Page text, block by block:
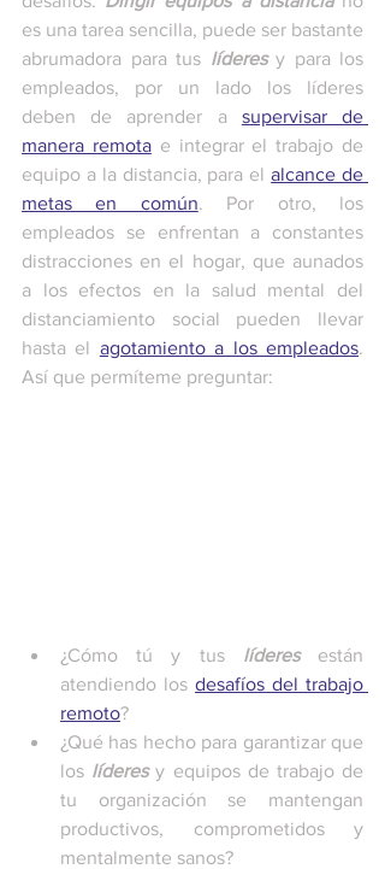
es una tarea sencilla, puede ser bastante
abrumadora para tus líderes y para los
empleados, por un lado los líderes
deben de aprender a supervisar de
manera remota e integrar el trabajo de
equipo a la distancia, para el alcance de
metas en común. Por otro, los
empleados se enfrentan a constantes
distracciones en el hogar, que aunados
a los efectos en la salud mental del
distanciamiento social pueden llevar
hasta el agotamiento a los empleados.
Así que permíteme preguntar:
¿Cómo tú y tus líderes están
atendiendo los desafíos del trabajo
remoto?
¿Qué has hecho para garantizar que
los líderes y equipos de trabajo de
tu organización se mantengan
productivos, comprometidos y
mentalmente sanos?